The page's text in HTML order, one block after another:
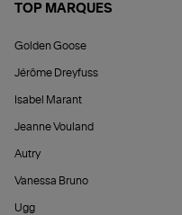
TOP MARQUES
Golden Goose
Jérôme Dreyfuss
Isabel Marant
Jeanne Vouland
Autry
Vanessa Bruno
Ugg